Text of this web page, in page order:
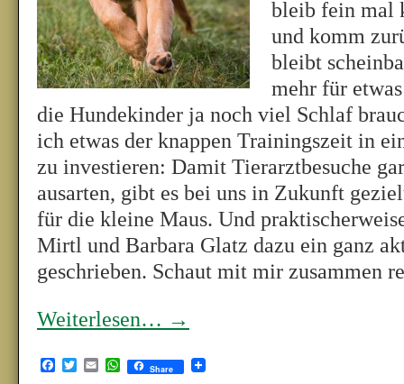
bleib fein mal
und komm
bleibt
mehr für
die Hundekinder ja noch viel Schlaf
ich etwas der knappen Trainingszeit in
zu investieren: Damit Tierarztbesuche
ausarten, gibt es bei uns in Zukunft
für die kleine Maus. Und
Mirtl und Barbara Glatz dazu ein ganz
geschrieben. Schaut mit mir zusammen
Weiterlesen… →
Facebook
TwitterEmailWhatsApp
Share